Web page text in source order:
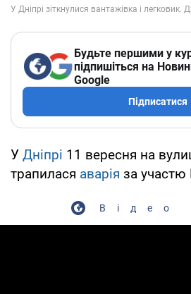
Будьте першими у
підпишіться на
Google
Підписатися
У Дніпрі 11 вересня на
трапилася аварія за участю
Відео